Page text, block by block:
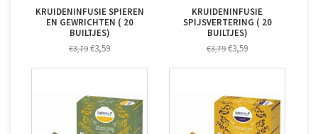
KRUIDENINFUSIE SPIEREN
EN GEWRICHTEN ( 20
BUILTJES)
€3,79 €3,59
KRUIDENINFUSIE
SPIJSVERTERING ( 20
BUILTJES)
€3,79 €3,59